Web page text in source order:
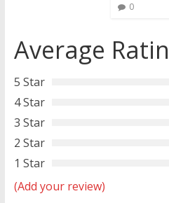
0
Average
5 Star
4 Star
3 Star
2 Star
1 Star
(Add your review)